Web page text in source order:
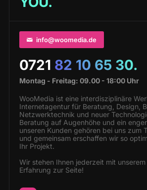
info@woomedia.de
0721 82 10 65 30.
Montag - Freitag: 09.00 - 18:00 Uhr
WooMedia ist eine interdisziplinäre
Internetagentur für Beratung, Design,
Netzwerktechnik und neuer
Beratung auf Augenhöhe und ein
unseren Kunden gehören bei uns zum
und gemeinsam erschaffen wir so
Ihr Projekt.
Wir stehen Ihnen jederzeit mit unserem
Erfahrung zur Seite!